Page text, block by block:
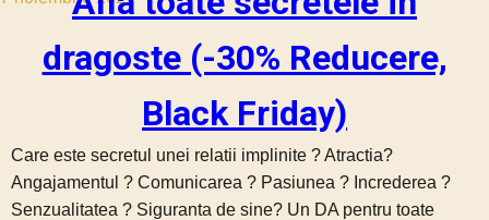
dragoste (-30% Reducere,
Black Friday)
Care este secretul unei relatii implinite ? Atractia?
Angajamentul ? Comunicarea ? Pasiunea ? Increderea ?
Senzualitatea ? Siguranta de sine? Un DA pentru toate